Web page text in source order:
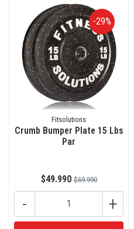
-29%
Fitsolutions
Crumb Bumper Plate 15 Lbs
Par
$49.990 $69.990
+
-